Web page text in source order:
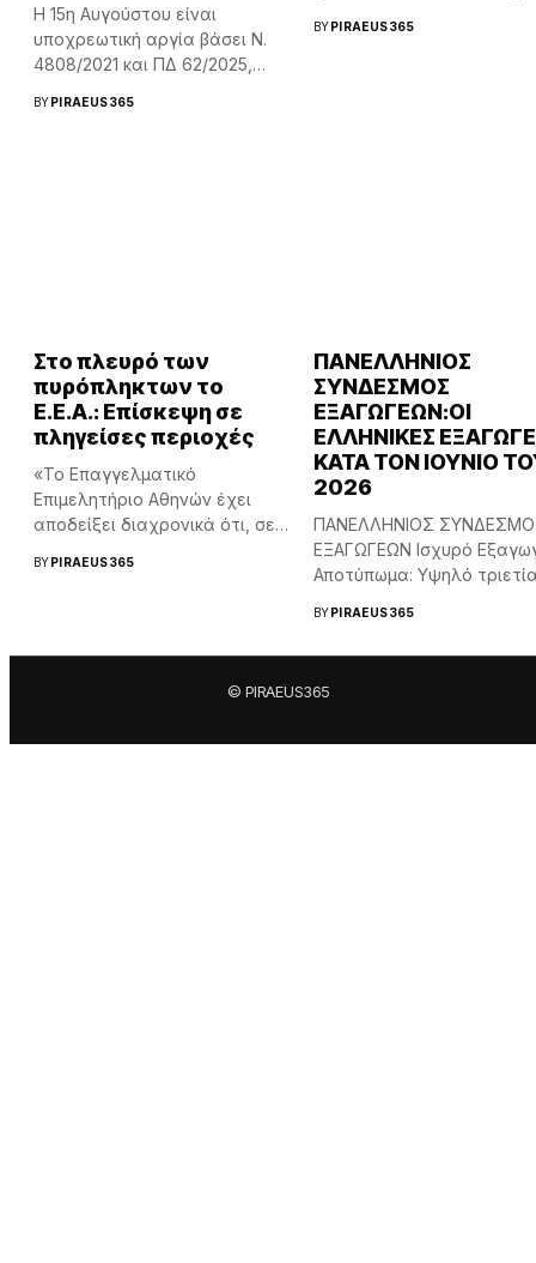
Η 15η Αυγούστου είναι
υποχρεωτική αργία βάσει Ν.
4808/2021 και ΠΔ 62/2025,
BYPIRAEUS365
BYPIRAEUS365
Στο πλευρό των
πυρόπληκτων το
Ε.Ε.Α.: Επίσκεψη σε
πληγείσες περιοχές
«Το Επαγγελματικό
Επιμελητήριο Αθηνών έχει
αποδείξει διαχρονικά ότι, σε
BYPIRAEUS365
ΠΑΝΕΛΛΗΝΙΟΣ
ΣΥΝΔΕΣΜΟΣ
ΕΞΑΓΩΓΕΩΝ:ΟΙ
ΕΛΛΗΝΙΚΕΣ
ΚΑΤΑ ΤΟΝ ΙΟΥΝΙΟ
2026
ΠΑΝΕΛΛΗΝΙΟΣ
ΕΞΑΓΩΓΕΩΝ Ισχυρό
Αποτύπωμα: Υψηλό
BYPIRAEUS365
© PIRAEUS365